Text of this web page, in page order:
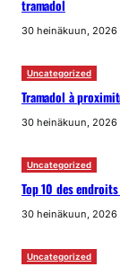
tramadol
30 heinäkuun, 2026
Uncategorized
Tramadol à
30 heinäkuun, 2026
Uncategorized
Top 10 des
30 heinäkuun, 2026
Uncategorized